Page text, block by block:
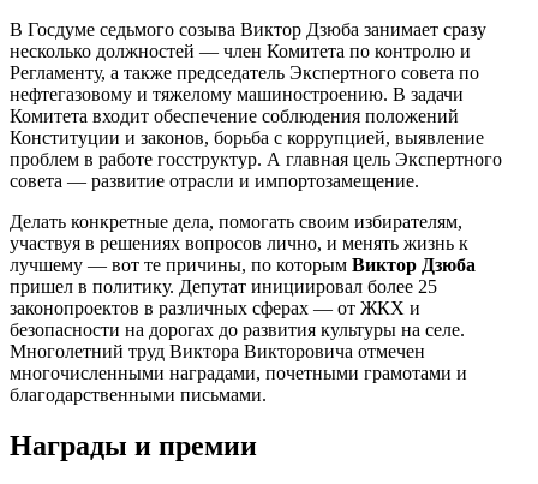
В Госдуме седьмого созыва Виктор Дзюба занимает сразу
несколько должностей — член Комитета по контролю и
Регламенту, а также председатель Экспертного совета по
нефтегазовому и тяжелому машиностроению. В задачи
Комитета входит обеспечение соблюдения положений
Конституции и законов, борьба с коррупцией, выявление
проблем в работе госструктур. А главная цель Экспертного
совета — развитие отрасли и импортозамещение.
Делать конкретные дела, помогать своим избирателям,
участвуя в решениях вопросов лично, и менять жизнь к
лучшему — вот те причины, по которым Виктор Дзюба
пришел в политику. Депутат инициировал более 25
законопроектов в различных сферах — от ЖКХ и
безопасности на дорогах до развития культуры на селе.
Многолетний труд Виктора Викторовича отмечен
многочисленными наградами, почетными грамотами и
благодарственными письмами.
Награды и премии